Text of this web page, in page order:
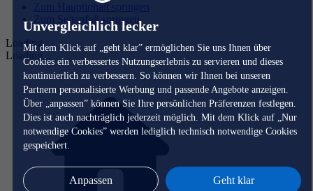
Unvergleichlich lecker
Mit dem Klick auf „geht klar” ermöglichen Sie uns Ihnen über
Cookies ein verbessertes Nutzungserlebnis zu servieren und dieses
kontinuierlich zu verbessern. So können wir Ihnen bei unseren
Partnern personalisierte Werbung und passende Angebote anzeigen.
Über „anpassen” können Sie Ihre persönlichen Präferenzen festlegen.
Dies ist auch nachträglich jederzeit möglich. Mit dem Klick auf „Nur
notwendige Cookies” werden lediglich technisch notwendige Cookies
gespeichert.
Anpassen Geht klar
Zum Hauptinhalt springen
Zum Seitenfuß springen
Loading...
Loading...